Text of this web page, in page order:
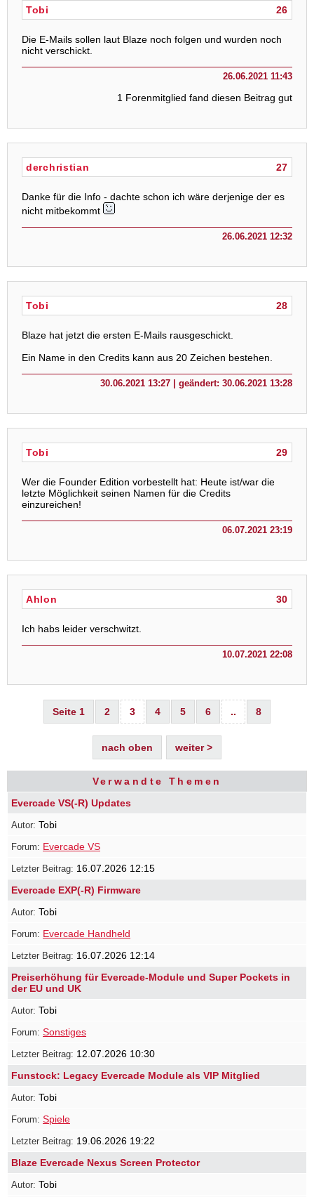
26
Tobi
Die E-Mails sollen laut Blaze noch folgen und wurden noch
nicht verschickt.
26.06.2021 11:43
1 Forenmitglied fand diesen Beitrag gut
27
derchristian
Danke für die Info - dachte schon ich wäre derjenige der es
nicht mitbekommt
26.06.2021 12:32
28
Tobi
Blaze hat jetzt die ersten E-Mails rausgeschickt.
Ein Name in den Credits kann aus 20 Zeichen bestehen.
30.06.2021 13:27 | geändert: 30.06.2021 13:28
29
Tobi
Wer die Founder Edition vorbestellt hat: Heute ist/war die
letzte Möglichkeit seinen Namen für die Credits
einzureichen!
06.07.2021 23:19
30
Ahlon
Ich habs leider verschwitzt.
10.07.2021 22:08
Seite 1 2 3 4 5 6 .. 8
nach oben weiter >
Verwandte Themen
Evercade VS(-R) Updates
Tobi
Evercade VS
16.07.2026 12:15
Evercade EXP(-R) Firmware
Tobi
Evercade Handheld
16.07.2026 12:14
Preiserhöhung für Evercade-Module und Super Pockets in
der EU und UK
Tobi
Sonstiges
12.07.2026 10:30
Funstock: Legacy Evercade Module als VIP Mitglied
Tobi
Spiele
19.06.2026 19:22
Blaze Evercade Nexus Screen Protector
Tobi